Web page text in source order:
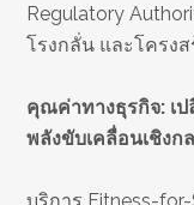
Regulatory
โรงกลั่น และโครง
คุณค่าทางธุรกิจ: เ
พลังขับเคลื่อนเชิงก
บริการ Fitness-for-